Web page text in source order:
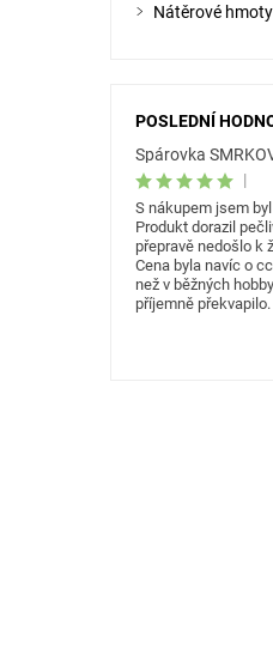
Nátěrové hmoty
POSLEDNÍ
Spárovka
|
S nákupem jsem
Produkt dorazil
přepravě nedošlo k
Cena byla navíc o
než v běžných
příjemně